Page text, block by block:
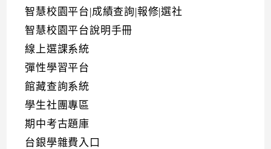
智慧校園平台|成績查詢|報修|選社
智慧校園平台說明手冊
線上選課系統
彈性學習平台
館藏查詢系統
學生社團專區
期中考古題庫
台銀學雜費入口